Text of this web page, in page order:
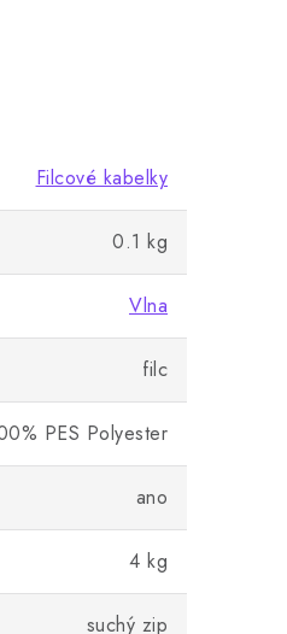
Filcové kabelky
0.1 kg
Vlna
filc
PES Polyester
ano
4 kg
suchý zip